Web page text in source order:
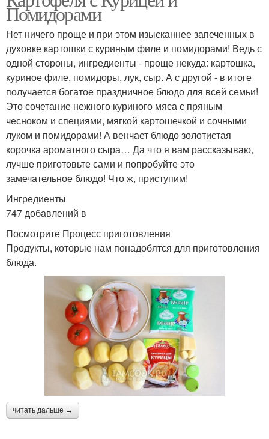
Помидорами
Нет ничего проще и при этом изысканнее запеченных в
духовке картошки с куриным филе и помидорами! Ведь с
одной стороны, ингредиенты - проще некуда: картошка,
куриное филе, помидоры, лук, сыр. А с другой - в итоге
получается богатое праздничное блюдо для всей семьи!
Это сочетание нежного куриного мяса с пряным
чесноком и специями, мягкой картошечкой и сочными
луком и помидорами! А венчает блюдо золотистая
корочка ароматного сыра… Да что я вам рассказываю,
лучше приготовьте сами и попробуйте это
замечательное блюдо! Что ж, приступим!
Ингредиенты
747 добавлений в
Посмотрите Процесс приготовления
Продукты, которые нам понадобятся для приготовления
блюда.
читать дальше →